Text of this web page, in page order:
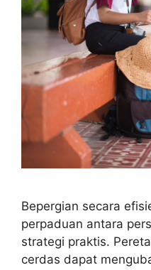
Bepergian secara
perpaduan antara
strategi praktis.
cerdas dapat